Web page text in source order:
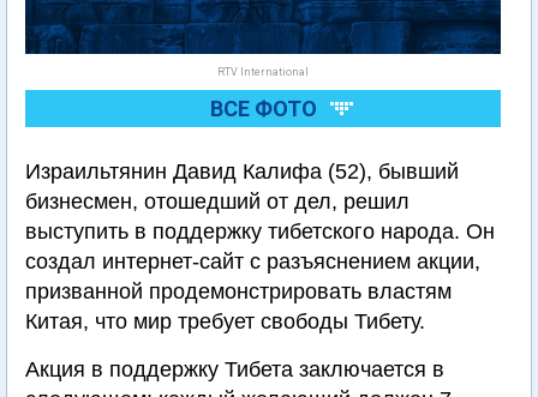
RTV International
ВСЕ ФОТО
Израильтянин Давид Калифа (52), бывший
бизнесмен, отошедший от дел, решил
выступить в поддержку тибетского народа. Он
создал интернет-сайт с разъяснением акции,
призванной продемонстрировать властям
Китая, что мир требует свободы Тибету.
Акция в поддержку Тибета заключается в